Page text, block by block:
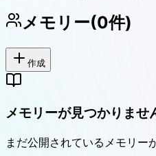
メモリー(0件)
作成
メモリーが見つかりませ
まだ公開されているメモリー